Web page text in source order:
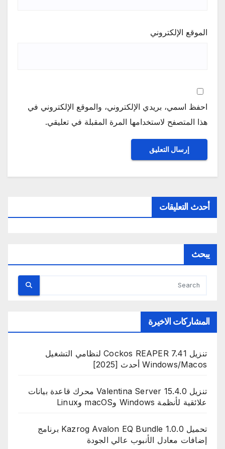
الموقع الإلكتروني
احفظ اسمي، بريدي الإلكتروني، والموقع الإلكتروني في
هذا المتصفح لاستخدامها المرة المقبلة في تعليقي.
أحدث التعليقات
يبحث
المشاركات الاخيرة
تنزيل Cockos REAPER 7.41 لنظامي التشغيل
Windows/Macos أحدث [2025]
تنزيل Valentina Server 15.4.0 محرك قاعدة بيانات
علائقية لأنظمة Windows وmacOS وLinux
تحميل Kazrog Avalon EQ Bundle 1.0.0 برنامج
إضافات معادل الأنبوب عالي الجودة